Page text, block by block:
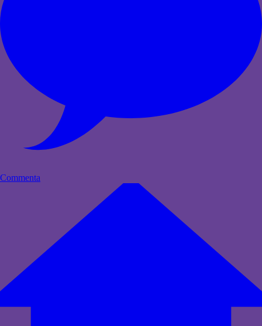
Commenta